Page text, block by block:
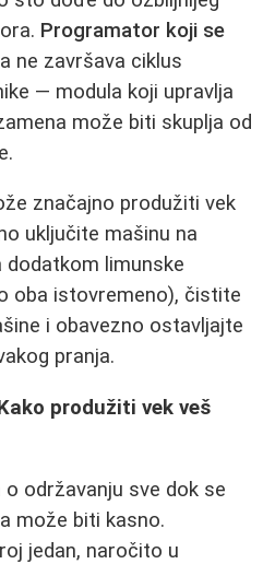
Programator koji se
ne završava ciklus
— modula koji upravlja
može biti skuplja od
značajno produžiti vek
uključite mašinu na
dodatkom limunske
oba istovremeno), čistite
i obavezno ostavljajte
pranja.
produžiti vek veš
održavanju sve dok se
može biti kasno.
jedan, naročito u